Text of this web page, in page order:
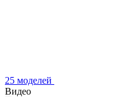
25 моделей
Видео